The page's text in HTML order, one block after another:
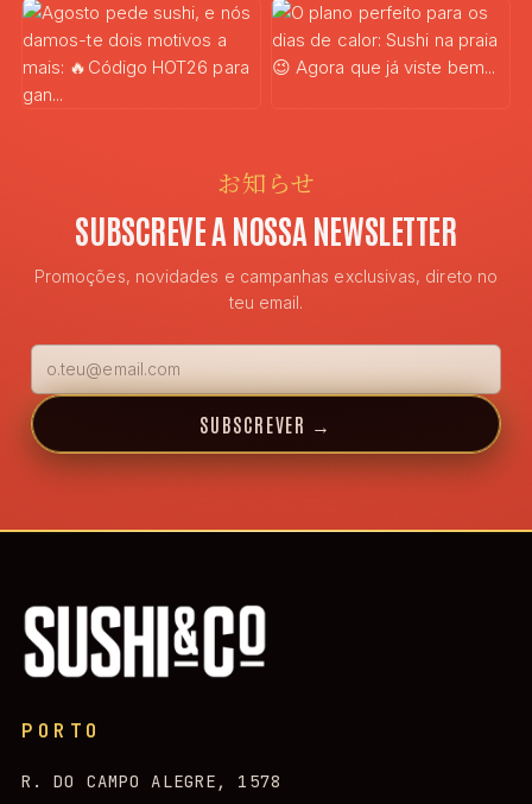
お知らせ
SUBSCREVE A NOSSA NEWSLETTER
Promoções, novidades e campanhas exclusivas, direto no
teu email.
SUBSCREVER →
PORTO
R. DO CAMPO ALEGRE, 1578